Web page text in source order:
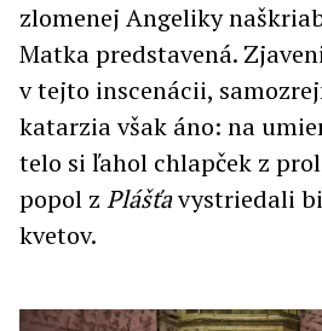
zlomenej Angeliky
Matka predstavená.
v tejto inscenácii,
katarzia však áno: na
telo si ľahol chlapček z
popol z Plášťavystriedali
kvetov.